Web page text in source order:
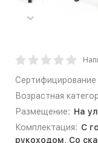
Возрастная
Размещение: На
Комплектация: С
рукоходом, Со